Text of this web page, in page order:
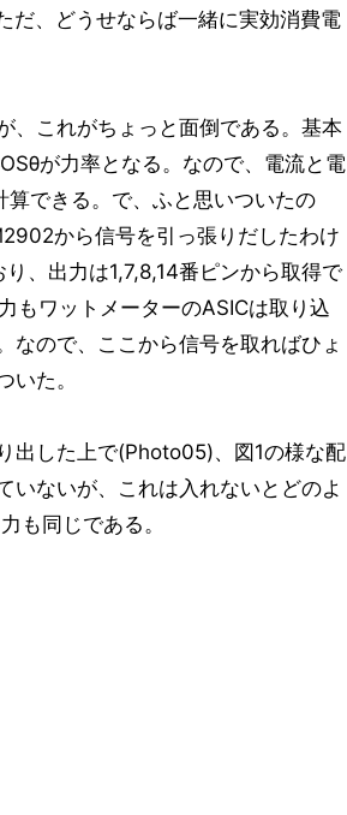
、どうせならば一緒に実効消費電
、これがちょっと面倒である。基本
が力率となる。なので、電流と電
できる。で、ふと思いついたの
から信号を引っ張りだしたわけ
、出力は1,7,8,14番ピンから取得で
もワットメーターのASICは取り込
なので、ここから信号を取ればひょ
た。
出した上で(Photo05)、図1の様な配
いないが、これは入れないとどのよ
も同じである。